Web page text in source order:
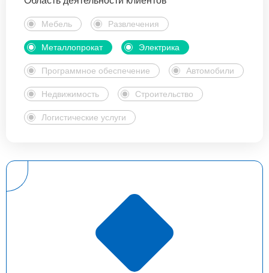
Мебель Развлечения
Металлопрокат Электрика
Программное обеспечение Автомобили
Недвижимость Строительство
Логистические услуги